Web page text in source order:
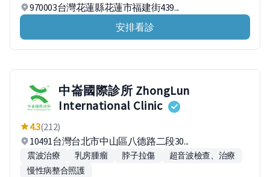
970003台灣花蓮縣花蓮市福建街439...
安排看診
中崙國際診所 ZhongLun
International Clinic
4.3(212)
10491台灣台北市中山區八德路二段30...
震波治療 乳房腫瘤 脖子拉傷
超音波檢查、治療
慢性病整合照護